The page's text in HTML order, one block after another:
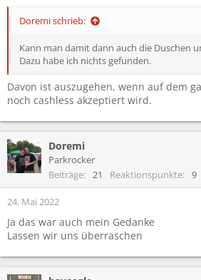
Doremi schrieb:
Kann man damit dann auch die Duschen
Dazu habe ich nichts gefunden.
Davon ist auszugehen, wenn auf dem
noch cashless akzeptiert wird.
Doremi
Parkrocker
Beiträge
21 Reaktionspunkte 9
24. Mai 2022
Ja das war auch mein Gedanke
Lassen wir uns überraschen